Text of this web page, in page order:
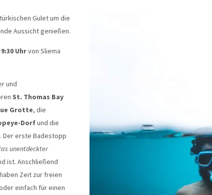
Gulet um die
Aussicht genießen.
9:30 Uhrvon Sliema
und
St. Thomas Bay
Grotte, die
Dorfund die
Der erste Badestopp
unentdeckter
ist. Anschließend
Zeit zur freien
einfach für einen